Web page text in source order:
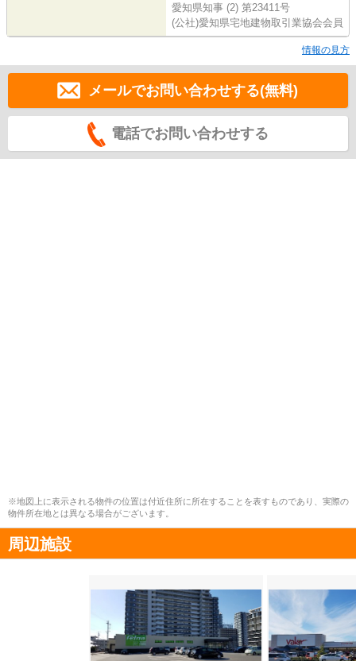
愛知県知事 (2) 第23411号
(公社)愛知県宅地建物取引業協会会員
情報の見方
メールでお問い合わせする(無料)
電話でお問い合わせする
※地図上に表示される物件の位置は付近住所に所在することを表すものであり、実際の
物件所在地とは異なる場合がございます。
周辺施設